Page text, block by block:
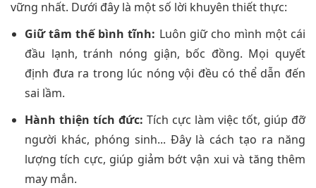
vững nhất. Dưới đây là một số lời khuyên thiết thực:
Giữ tâm thế bình tĩnh: Luôn giữ cho mình một cái
đầu lạnh, tránh nóng giận, bốc đồng. Mọi quyết
định đưa ra trong lúc nóng vội đều có thể dẫn đến
sai lầm.
Hành thiện tích đức: Tích cực làm việc tốt, giúp đỡ
người khác, phóng sinh... Đây là cách tạo ra năng
lượng tích cực, giúp giảm bớt vận xui và tăng thêm
may mắn.